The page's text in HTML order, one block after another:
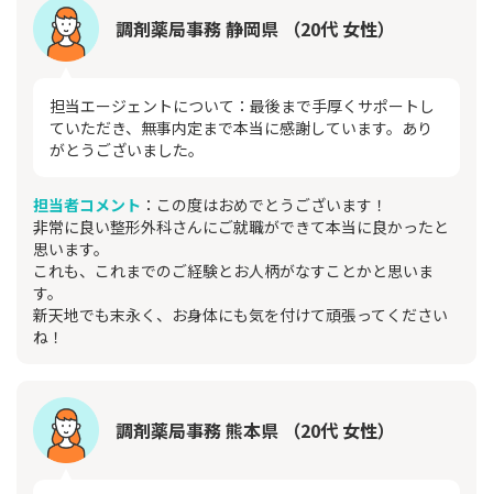
調剤薬局事務 静岡県 （20代 女性）
担当エージェントについて：最後まで手厚くサポートし
ていただき、無事内定まで本当に感謝しています。あり
がとうございました。
担当者コメント ：この度はおめでとうございます！
非常に良い整形外科さんにご就職ができて本当に良かったと
思います。
これも、これまでのご経験とお人柄がなすことかと思いま
す。
新天地でも末永く、お身体にも気を付けて頑張ってください
ね！
調剤薬局事務 熊本県 （20代 女性）